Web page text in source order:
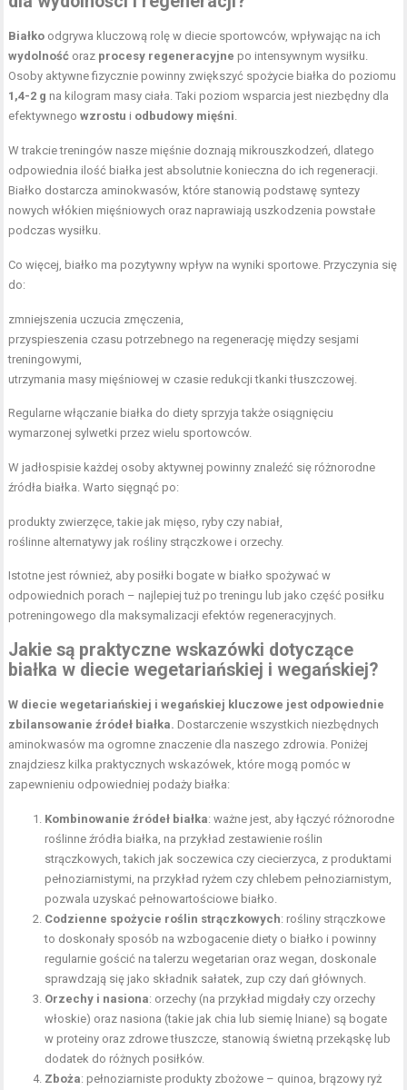
Białko odgrywa kluczową rolę w diecie sportowców, wpływając na ich
wydolność oraz procesy regeneracyjne po intensywnym wysiłku.
Osoby aktywne fizycznie powinny zwiększyć spożycie białka do poziomu
1,4-2 g na kilogram masy ciała. Taki poziom wsparcia jest niezbędny dla
efektywnegowzrostu i odbudowy mięśni
W trakcie treningów nasze mięśnie doznają mikrouszkodzeń, dlatego
odpowiednia ilość białka jest absolutnie konieczna do ich regeneracji.
Białko dostarcza aminokwasów, które stanowią podstawę syntezy
nowych włókien mięśniowych oraz naprawiają uszkodzenia powstałe
podczas wysiłku.
Co więcej, białko ma pozytywny wpływ na wyniki sportowe. Przyczynia się
do:
zmniejszenia uczucia zmęczenia,
przyspieszenia czasu potrzebnego na regenerację między sesjami
treningowymi,
utrzymania masy mięśniowej w czasie redukcji tkanki tłuszczowej.
Regularne włączanie białka do diety sprzyja także osiągnięciu
wymarzonej sylwetki przez wielu sportowców.
W jadłospisie każdej osoby aktywnej powinny znaleźć się różnorodne
źródła białka. Warto sięgnąć po:
produkty zwierzęce, takie jak mięso, ryby czy nabiał,
roślinne alternatywy jak rośliny strączkowe i orzechy.
Istotne jest również, aby posiłki bogate w białko spożywać w
odpowiednich porach – najlepiej tuż po treningu lub jako część posiłku
potreningowego dla maksymalizacji efektów regeneracyjnych.
Jakie są praktyczne wskazówki dotyczące
białka w diecie wegetariańskiej i wegańskiej?
W diecie wegetariańskiej i wegańskiej kluczowe jest odpowiednie
zbilansowanie źródeł białka. Dostarczenie wszystkich niezbędnych
aminokwasów ma ogromne znaczenie dla naszego zdrowia. Poniżej
znajdziesz kilka praktycznych wskazówek, które mogą pomóc w
zapewnieniu odpowiedniej podaży białka:
Kombinowanie źródeł białka: ważne jest, aby łączyć różnorodne
roślinne źródła białka, na przykład zestawienie roślin
strączkowych, takich jak soczewica czy ciecierzyca, z produktami
pełnoziarnistymi, na przykład ryżem czy chlebem pełnoziarnistym,
pozwala uzyskać pełnowartościowe białko.
Codzienne spożycie roślin strączkowych: rośliny strączkowe
to doskonały sposób na wzbogacenie diety o białko i powinny
regularnie gościć na talerzu wegetarian oraz wegan, doskonale
sprawdzają się jako składnik sałatek, zup czy dań głównych.
Orzechy i nasiona: orzechy (na przykład migdały czy orzechy
włoskie) oraz nasiona (takie jak chia lub siemię lniane) są bogate
w proteiny oraz zdrowe tłuszcze, stanowią świetną przekąskę lub
dodatek do różnych posiłków.
Zboża: pełnoziarniste produkty zbożowe – quinoa, brązowy ryż